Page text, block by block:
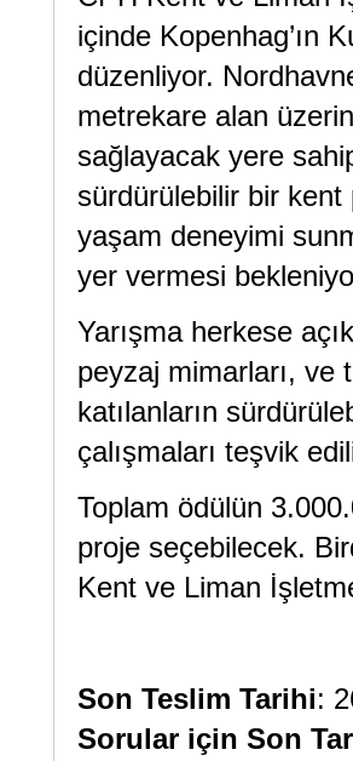
içinde Kopenhag’ın
düzenliyor.
metrekare alan
sağlayacak yere
sürdürülebilir bir kent
yaşam deneyimi
yer vermesi
Yarışma herkese
peyzaj mimarları, ve
katılanların
çalışmaları teşvik
Toplam ödülün
proje seçebilecek.
Kent ve Liman
Son Teslim Tarihi:
Sorular için Son